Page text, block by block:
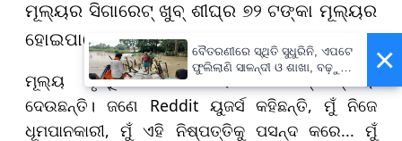
ମୂଲ୍ୟର ସିଗାରେଟ୍ ଖୁବ୍ ଶୀଘ୍ର ୭୨ ଟଙ୍କା ମୂଲ୍ୟର
ହୋଇପାରେ।
ମୂଲ୍ୟ ବୃଦ୍ଧି ଉପରେ ଲୋକମାନେ ପ୍ରତିକ୍ରିୟା
ଦେଉଛନ୍ତି। ଜଣେ Reddit ୟୁଜର୍ସ କହିଛନ୍ତି, ମୁଁ ନିଜେ
ଧୂମପାନକାରୀ, ମୁଁ ଏହି ନିଷ୍ପତ୍ତିକୁ ପସନ୍ଦ କରେ... ମୁଁ
×
ବୈତରଣୀରେ ସ୍ଥିତି ସୁଧୁରିନି, ଏପଟେ
ଫୁଲିଲାଣି ସାଳନ୍ଦୀ ଓ ଶାଖା, ବଢ଼ୁଛି